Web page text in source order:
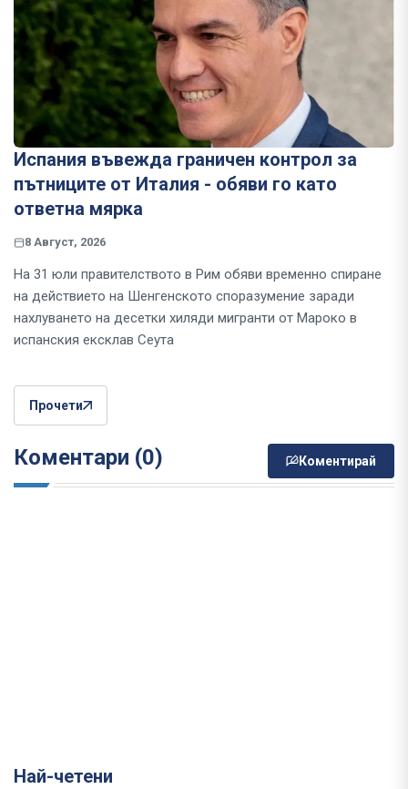
Испания въвежда граничен контрол за
пътниците от Италия - обяви го като
ответна мярка
8 Август, 2026
На 31 юли правителството в Рим обяви временно спиране
на действието на Шенгенското споразумение заради
нахлуването на десетки хиляди мигранти от Мароко в
испанския ексклав Сеута
Прочети
Коментари (0) Коментирай
Най-четени